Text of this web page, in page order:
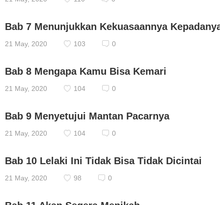
Bab 7 Menunjukkan Kekuasaannya
21 May, 2020 103 0
Bab 8 Mengapa Kamu Bisa Kemari
21 May, 2020 104 0
Bab 9 Menyetujui Mantan Pacarnya
21 May, 2020 104 0
Bab 10 Lelaki Ini Tidak Bisa Tidak Dicintai
21 May, 2020 98 0